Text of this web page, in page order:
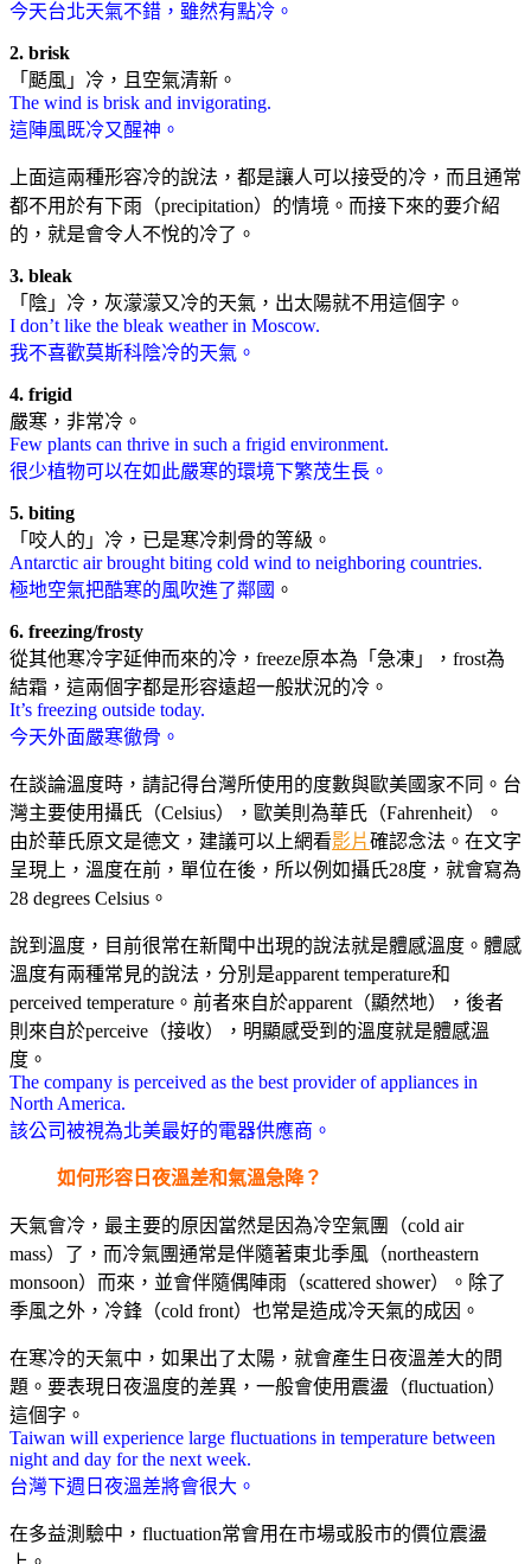
今天台北天氣不錯，雖然有點冷。
2. brisk
「颳風」冷，且空氣清新。
The wind is brisk and invigorating.
這陣風既冷又醒神。
上面這兩種形容冷的說法，都是讓人可以接受的冷，而且通常
都不用於有下雨（precipitation）的情境。而接下來的要介紹
的，就是會令人不悅的冷了。
3. bleak
「陰」冷，灰濛濛又冷的天氣，出太陽就不用這個字。
I don’t like the bleak weather in Moscow.
我不喜歡莫斯科陰冷的天氣。
4. frigid
嚴寒，非常冷。
Few plants can thrive in such a frigid environment.
很少植物可以在如此嚴寒的環境下繁茂生長。
5. biting
「咬人的」冷，已是寒冷刺骨的等級。
Antarctic air brought biting cold wind to neighboring countries.
極地空氣把酷寒的風吹進了鄰國 。
6. freezing/frosty
從其他寒冷字延伸而來的冷，freeze原本為「急凍」，frost為
結霜，這兩個字都是形容遠超一般狀況的冷。
It’s freezing outside today.
今天外面嚴寒徹骨。
在談論溫度時，請記得台灣所使用的度數與歐美國家不同。台
灣主要使用攝氏（Celsius），歐美則為華氏（Fahrenheit）。
由於華氏原文是德文，建議可以上網看影片確認念法。在文字
呈現上，溫度在前，單位在後，所以例如攝氏28度，就會寫為
28 degrees Celsius。
說到溫度，目前很常在新聞中出現的說法就是體感溫度。體感
溫度有兩種常見的說法，分別是apparent temperature和
perceived temperature。前者來自於apparent（顯然地），後者
則來自於perceive（接收），明顯感受到的溫度就是體感溫
度。
The company is perceived as the best provider of appliances in
North America.
該公司被視為北美最好的電器供應商。
如何形容日夜溫差和氣溫急降？
天氣會冷，最主要的原因當然是因為冷空氣團（cold air
mass）了，而冷氣團通常是伴隨著東北季風（northeastern
monsoon）而來，並會伴隨偶陣雨（scattered shower）。除了
季風之外，冷鋒（cold front）也常是造成冷天氣的成因。
在寒冷的天氣中，如果出了太陽，就會產生日夜溫差大的問
題。要表現日夜溫度的差異，一般會使用震盪（fluctuation）
這個字。
Taiwan will experience large fluctuations in temperature between
night and day for the next week.
台灣下週日夜溫差將會很大。
在多益測驗中，fluctuation常會用在市場或股市的價位震盪